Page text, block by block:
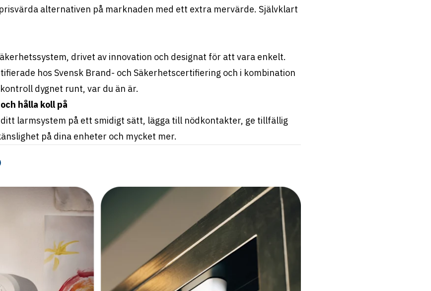
alternativen på marknaden med ett extra mervärde. Självklart
drivet av innovation och designat för att vara enkelt.
hos Svensk Brand- och Säkerhetscertifiering och i kombination
dygnet runt, var du än är.
hålla koll på
larmsystem på ett smidigt sätt, lägga till nödkontakter, ge tillfällig
på dina enheter och mycket mer.